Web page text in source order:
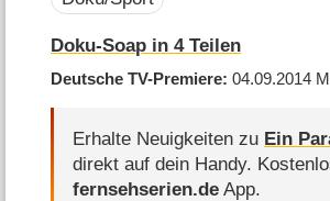
Doku-Soap in 4 Teilen
Deutsche TV-Premiere 04.09.2014
Erhalte Neuigkeiten zu Ein
direkt auf dein Handy.
fernsehserien.de App.